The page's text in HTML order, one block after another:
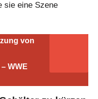
sie eine Szene
von
WWE